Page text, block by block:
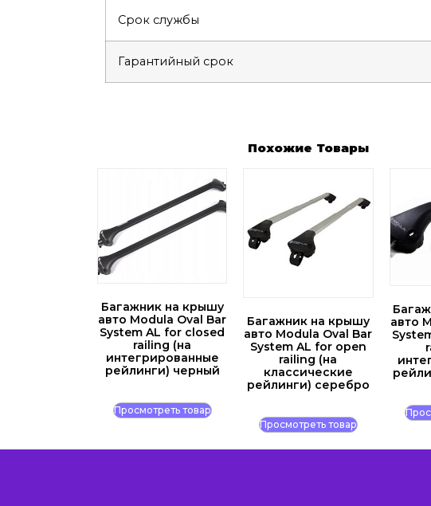
Срок службы
Гарантийный срок
Похожие Товары
Багажник на крышу
авто Modula Oval Bar
System AL for closed
railing (на
интегрированные
рейлинги) черный
Просмотреть товар
Багажник на крышу
авто Modula Oval Bar
System AL for open
railing (на
классические
рейлинги) серебро
Просмотреть товар
авто